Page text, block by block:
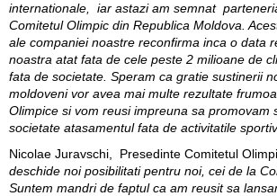
internationale, iar astazi am semnat
Comitetul Olimpic din Republica Moldova.
ale companiei noastre reconfirma inca o data
noastra atat fata de cele peste 2 milioane de
fata de societate. Speram ca gratie sustinerii
moldoveni vor avea mai multe rezultate
Olimpice si vom reusi impreuna sa promovam
societate atasamentul fata de activitatile
Nicolae Juravschi, Presedinte Comitetul
deschide noi posibilitati pentru noi, cei de la
Suntem mandri de faptul ca am reusit sa